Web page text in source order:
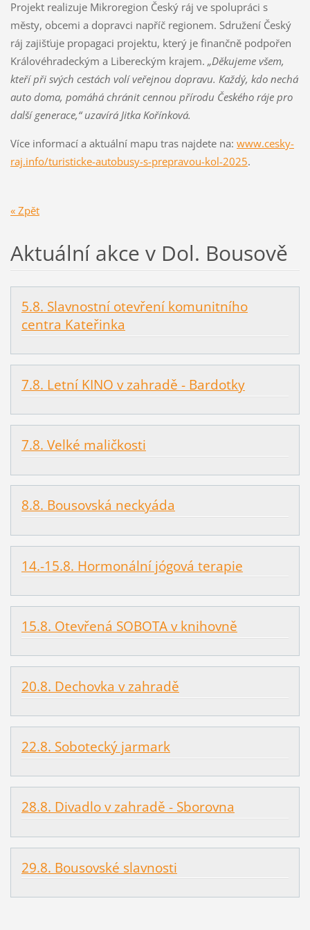
Projekt realizuje Mikroregion Český ráj ve spolupráci s
městy, obcemi a dopravci napříč regionem. Sdružení Český
ráj zajišťuje propagaci projektu, který je finančně podpořen
Královéhradeckým a Libereckým krajem. „Děkujeme všem,
kteří při svých cestách volí veřejnou dopravu. Každý, kdo nechá
auto doma, pomáhá chránit cennou přírodu Českého ráje pro
další generace,“ uzavírá Jitka Kořínková.
Více informací a aktuální mapu tras najdete na: www.cesky-
raj.info/turisticke-autobusy-s-prepravou-kol-2025.
« Zpět
Aktuální akce v Dol. Bousově
5.8. Slavnostní otevření komunitního
centra Kateřinka
7.8. Letní KINO v zahradě - Bardotky
7.8. Velké maličkosti
8.8. Bousovská neckyáda
14.-15.8. Hormonální jógová terapie
15.8. Otevřená SOBOTA v knihovně
20.8. Dechovka v zahradě
22.8. Sobotecký jarmark
28.8. Divadlo v zahradě - Sborovna
29.8. Bousovské slavnosti